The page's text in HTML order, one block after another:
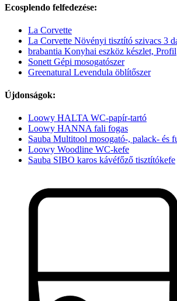
Ecosplendo felfedezése:
La Corvette
La Corvette Növényi tisztító szivacs 3
brabantia Konyhai eszköz készlet, Profil
Sonett Gépi mosogatószer
Greenatural Levendula öblítőszer
Újdonságok:
Loowy HALTA WC-papír-tartó
Loowy HANNA fali fogas
Sauba Multitool mosogató-, palack- és
Loowy Woodline WC-kefe
Sauba SIBO karos kávéfőző tisztítókefe